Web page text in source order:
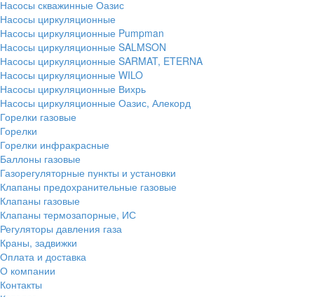
Насосы скважинные Оазис
Насосы циркуляционные
Насосы циркуляционные Pumpman
Насосы циркуляционные SALMSON
Насосы циркуляционные SARMAT, ETERNA
Насосы циркуляционные WILO
Насосы циркуляционные Вихрь
Насосы циркуляционные Оазис, Алекорд
Горелки газовые
Горелки
Горелки инфракрасные
Баллоны газовые
Газорегуляторные пункты и установки
Клапаны предохранительные газовые
Клапаны газовые
Клапаны термозапорные, ИС
Регуляторы давления газа
Краны, задвижки
Оплата и доставка
О компании
Контакты